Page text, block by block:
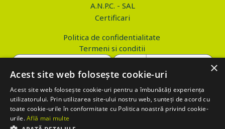
A.N.P.C. - SAL
Certificari
Politica de confidentialitate
Termeni si conditii
Copyright © 2026 PROVA.ro
$('.btn_gdpr').click(function() { //alert('test'); var values='';
×
Acest site web folosește cookie-uri
Acest site web folosește cookie-uri pentru a îmbunătăți experiența
utilizatorului. Prin utilizarea site-ului nostru web, sunteți de acord cu
toate cookie-urile în conformitate cu Politica noastră privind cookie-
urile.Află mai multe